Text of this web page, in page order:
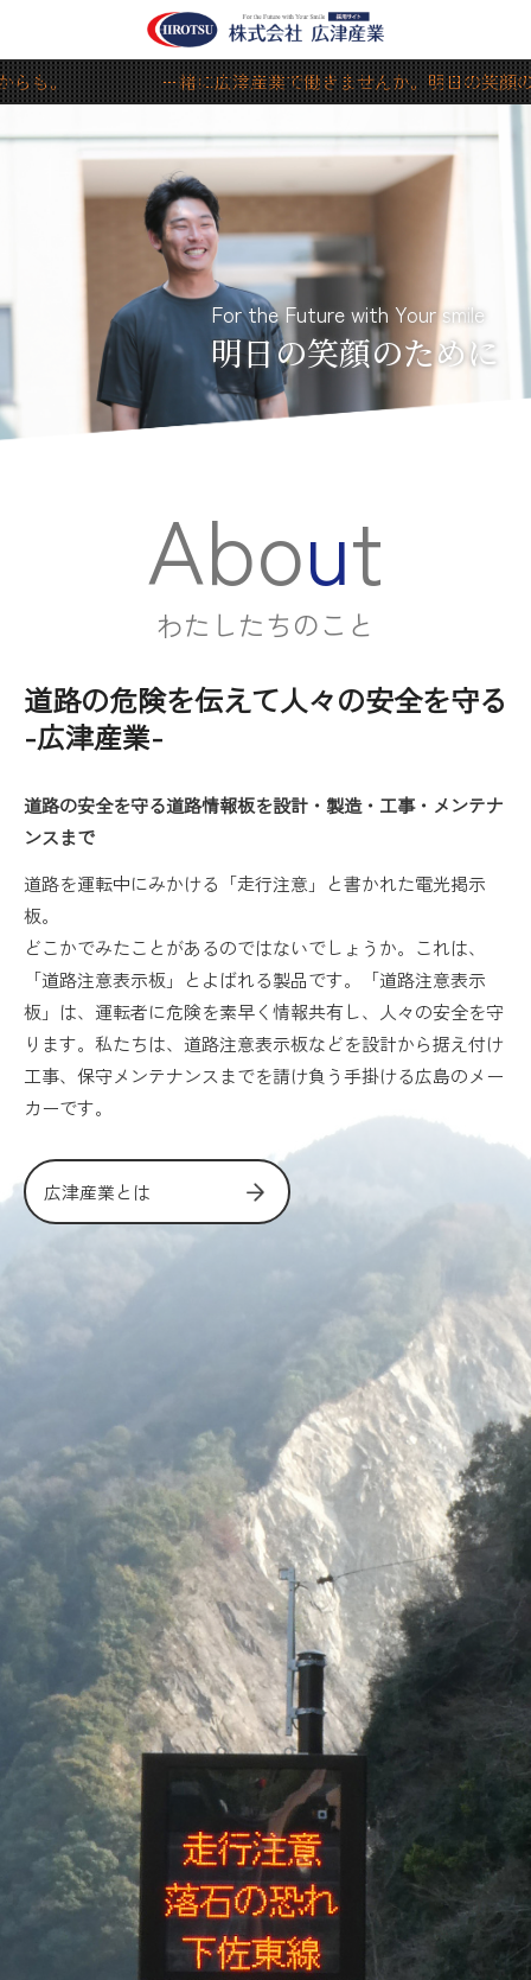
Forthe Futurewith Your smile
明日の笑顔のために
。 一緒に広津産業で働きませんか。明日の笑顔のた
About
わた したちのこ と
道路の危険を伝えて人々の安全を守る
-広津産業-
道路の安全を守る道路情報板を設計・製造・工事・メンテナ
ンスまで
道路を運転中にみかける「走行注意」と書かれた電光掲示
板。
どこかでみたことがあるのではないでしょうか。これは、
「道路注意表示板」とよばれる製品です。「道路注意表示
板」は、運転者に危険を素早く情報共有し、人々の安全を守
ります。私たちは、道路注意表示板などを設計から据え付け
工事、保守メンテナンスまでを請け負う手掛ける広島のメー
カーです。
広津産業とは